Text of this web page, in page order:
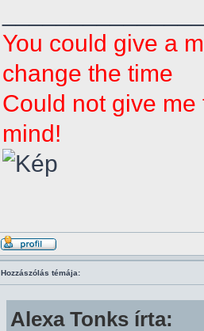
You could give a
change the time
Could not give
mind!
Hozzászólás témája:
Alexa Tonks írta: